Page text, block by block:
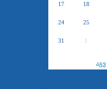
17 18
24 25
31 1